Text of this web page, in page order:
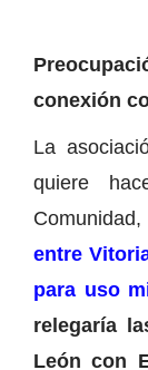
conexión
La
quiere
Comunidad,
entre
para uso
relegaría
León con